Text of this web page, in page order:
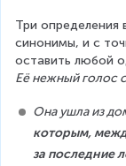
Три определения
синонимы, и с
оставить любой
Её нежный голос
Она ушла из
которым,
за последние